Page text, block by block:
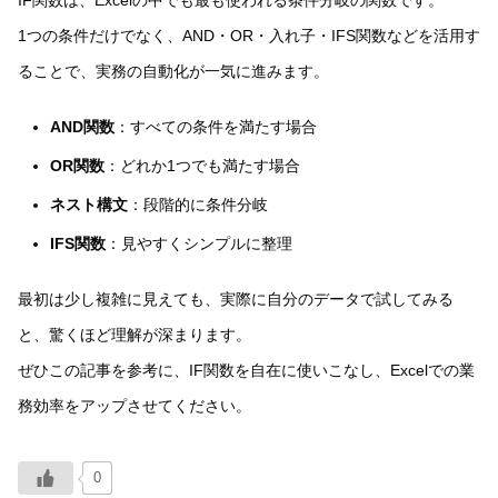
1つの条件だけでなく、AND・OR・入れ子・IFS関数などを活用す
ることで、実務の自動化が一気に進みます。
AND関数：すべての条件を満たす場合
OR関数：どれか1つでも満たす場合
ネスト構文：段階的に条件分岐
IFS関数：見やすくシンプルに整理
最初は少し複雑に見えても、実際に自分のデータで試してみる
と、驚くほど理解が深まります。
ぜひこの記事を参考に、IF関数を自在に使いこなし、Excelでの業
務効率をアップさせてください。
0